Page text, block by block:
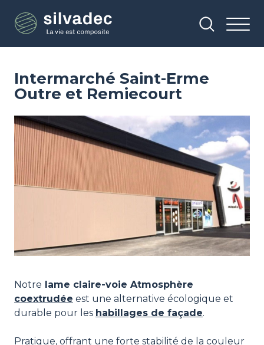
contenu
Intermarché Saint-Erme
Outre et Remiecourt
Image
Notre lame claire-voie Atmosphère
coextrudée est une alternative écologique et
durable pour les habillages de façade.
Pratique, offrant une forte stabilité de la couleur